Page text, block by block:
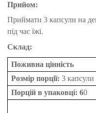
Прийом:
Приймати 3 капсули на
під час їжі.
Склад:
Поживна цінність
Розмір порції: 3 капсули
Порцій в упаковці: 60